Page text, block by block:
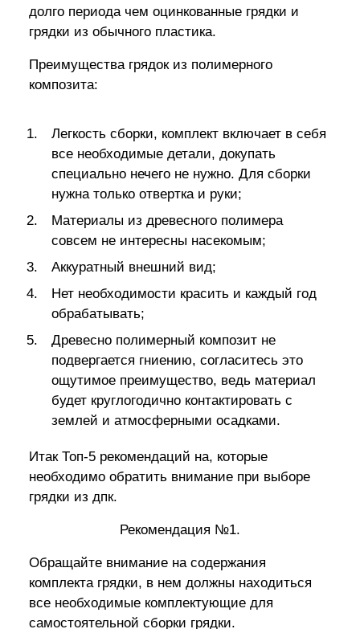
долго периода чем оцинкованные грядки и
грядки из обычного пластика.
Преимущества грядок из полимерного
композита:
Легкость сборки, комплект включает в себя
все необходимые детали, докупать
специально нечего не нужно. Для сборки
нужна только отвертка и руки;
Материалы из древесного полимера
совсем не интересны насекомым;
Аккуратный внешний вид;
Нет необходимости красить и каждый год
обрабатывать;
Древесно полимерный композит не
подвергается гниению, согласитесь это
ощутимое преимущество, ведь материал
будет круглогодично контактировать с
землей и атмосферными осадками.
Итак Топ-5 рекомендаций на, которые
необходимо обратить внимание при выборе
грядки из дпк.
Рекомендация №1.
Обращайте внимание на содержания
комплекта грядки, в нем должны находиться
все необходимые комплектующие для
самостоятельной сборки грядки.